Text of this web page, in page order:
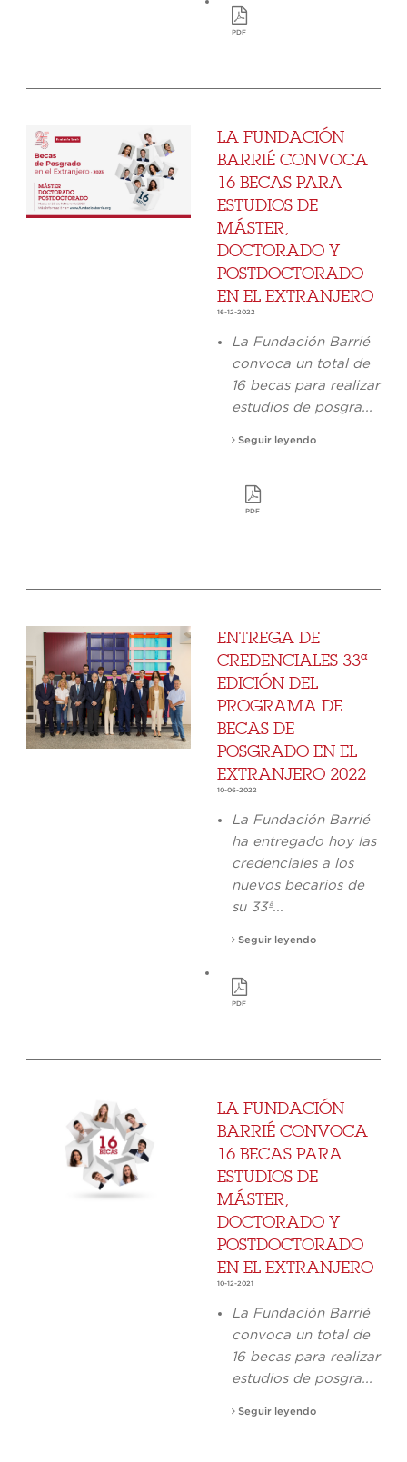
PDF
LA FUNDACIÓN
BARRIÉ CONVOCA
16 BECAS PARA
ESTUDIOS DE
MÁSTER,
DOCTORADO Y
POSTDOCTORADO
EN EL EXTRANJERO
16-12-2022
La Fundación Barrié
convoca un total de
16 becas para realizar
estudios de posgra...
Seguir leyendo
PDF
ENTREGA DE
CREDENCIALES 33ª
EDICIÓN DEL
PROGRAMA DE
BECAS DE
POSGRADO EN EL
EXTRANJERO 2022
10-06-2022
La Fundación Barrié
ha entregado hoy las
credenciales a los
nuevos becarios de
su 33ª...
Seguir leyendo
PDF
LA FUNDACIÓN
BARRIÉ CONVOCA
16 BECAS PARA
ESTUDIOS DE
MÁSTER,
DOCTORADO Y
POSTDOCTORADO
EN EL EXTRANJERO
10-12-2021
La Fundación Barrié
convoca un total de
16 becas para realizar
estudios de posgra...
Seguir leyendo